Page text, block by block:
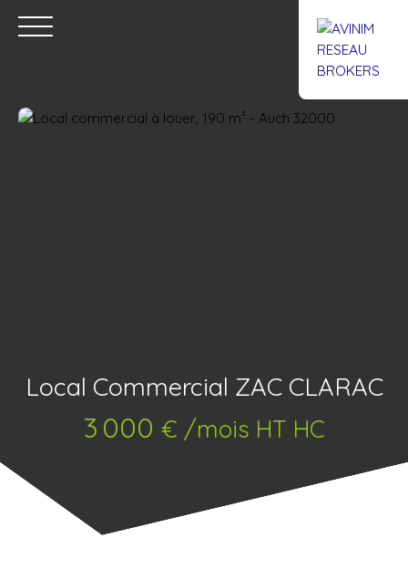
Local Commercial ZAC CLARAC
3 000 € /mois HT HC